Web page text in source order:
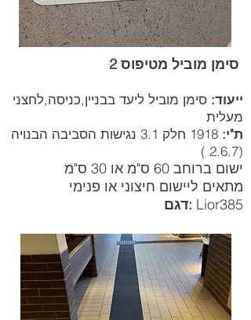
ייעוד: סימן מוביל ליעד בבניין,כניסה,לחצני
מעלית
ת"י:
1918 חלק 3.1 נגישות הסביבה הבנויה
(2.6.7 )
ישום ברוחב 60 ס"מ או 30 ס"מ
מתאים ליישום חיצוני או פנימי
דגם: Lior385